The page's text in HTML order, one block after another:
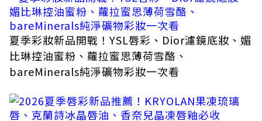
夏季彩妝新品開戰！YSL唇彩、Dior濾鏡底妝、媚
比琳控油蜜粉、蘿拉蜜思薄荷雪酪、
bareMinerals純淨礦物彩妝一次看